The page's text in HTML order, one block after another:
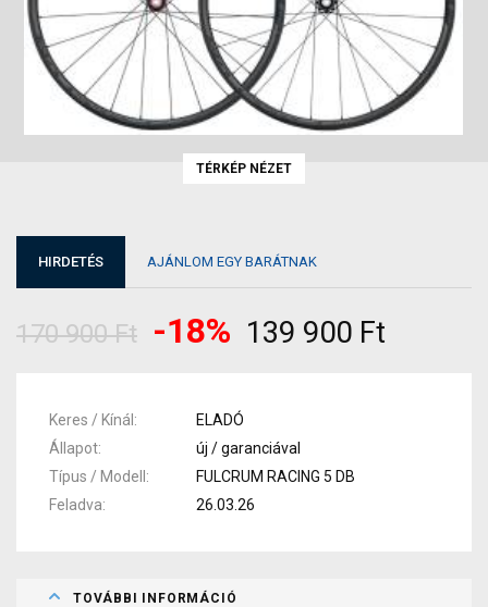
TÉRKÉP NÉZET
HIRDETÉS AJÁNLOM EGY BARÁTNAK
170 900 Ft -18% 139 900 Ft
Keres / Kínál
ELADÓ
Állapot
új / garanciával
Típus / Modell
FULCRUM RACING 5 DB
Feladva
26.03.26
TOVÁBBI INFORMÁCIÓ